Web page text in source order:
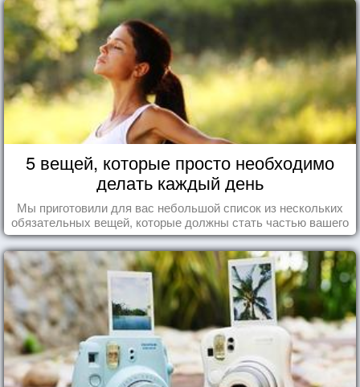
5 вещей, которые просто необходимо
делать каждый день
Мы приготовили для вас небольшой список из нескольких
обязательных вещей, которые должны стать частью вашего
дня.